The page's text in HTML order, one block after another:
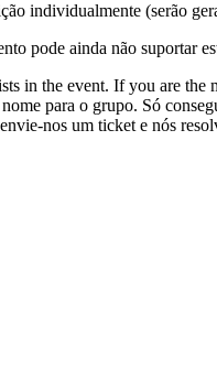
individualmente (serão
pode ainda não suportar
in the event. If you are the
para o grupo. Só
nos um ticket e nós